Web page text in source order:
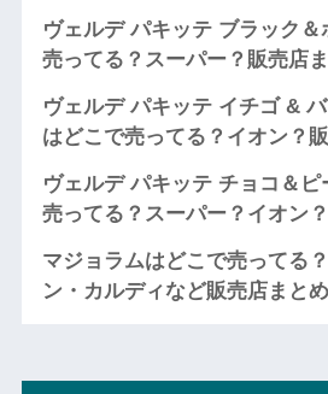
ヴェルデ パキッテ ブラック
売ってる？スーパー？販売店
ヴェルデ パキッテ イチゴ &
はどこで売ってる？イオン？
ヴェルデ パキッテ チョコ＆
売ってる？スーパー？イオン
マジョラムはどこで売ってる
ン・カルディなど販売店まと